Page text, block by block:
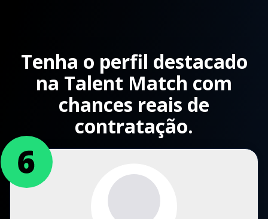
Tenha o perfil destacado
na Talent Match com
chances reais de
contratação.